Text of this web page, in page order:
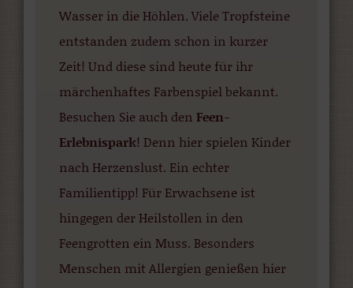
Wasser in die Höhlen. Viele Tropfsteine
entstanden zudem schon in kurzer
Zeit! Und diese sind heute für ihr
märchenhaftes Farbenspiel bekannt.
Besuchen Sie auch den Feen-
Erlebnispark! Denn hier spielen Kinder
nach Herzenslust. Ein echter
Familientipp! Für Erwachsene ist
hingegen der Heilstollen in den
Feengrotten ein Muss. Besonders
Menschen mit Allergien genießen hier